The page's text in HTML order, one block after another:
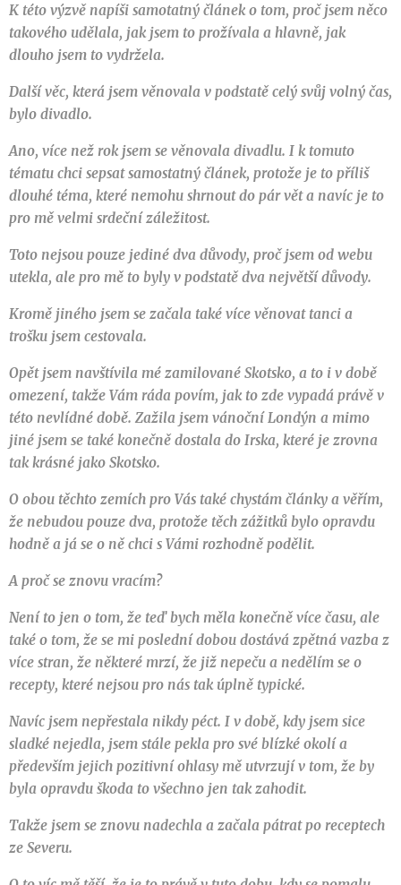
K této výzvě napíši samotatný článek o tom, proč jsem něco
takového udělala, jak jsem to prožívala a hlavně, jak
dlouho jsem to vydržela.
Další věc, která jsem věnovala v podstatě celý svůj volný čas,
bylo divadlo.
Ano, více než rok jsem se věnovala divadlu. I k tomuto
tématu chci sepsat samostatný článek, protože je to příliš
dlouhé téma, které nemohu shrnout do pár vět a navíc je to
pro mě velmi srdeční záležitost.
Toto nejsou pouze jediné dva důvody, proč jsem od webu
utekla, ale pro mě to byly v podstatě dva největší důvody.
Kromě jiného jsem se začala také více věnovat tanci a
trošku jsem cestovala.
Opět jsem navštívila mé zamilované Skotsko, a to i v době
omezení, takže Vám ráda povím, jak to zde vypadá právě v
této nevlídné době. Zažila jsem vánoční Londýn a mimo
jiné jsem se také konečně dostala do Irska, které je zrovna
tak krásné jako Skotsko.
O obou těchto zemích pro Vás také chystám články a věřím,
že nebudou pouze dva, protože těch zážitků bylo opravdu
hodně a já se o ně chci s Vámi rozhodně podělit.
A proč se znovu vracím?
Není to jen o tom, že teď bych měla konečně více času, ale
také o tom, že se mi poslední dobou dostává zpětná vazba z
více stran, že některé mrzí, že již nepeču a nedělím se o
recepty, které nejsou pro nás tak úplně typické.
Navíc jsem nepřestala nikdy péct. I v době, kdy jsem sice
sladké nejedla, jsem stále pekla pro své blízké okolí a
především jejich pozitivní ohlasy mě utvrzují v tom, že by
byla opravdu škoda to všechno jen tak zahodit.
Takže jsem se znovu nadechla a začala pátrat po receptech
ze Severu.